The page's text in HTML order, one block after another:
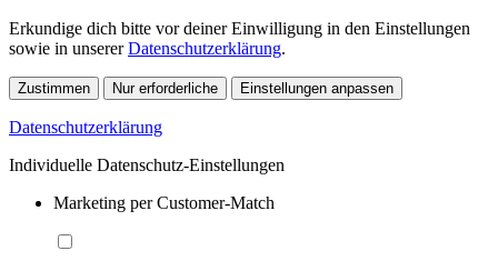
Erkundige dich bitte vor deiner Einwilligung in den Einstellungen
sowie in unsererDatenschutzerklärung.
Zustimmen Nur erforderliche Einstellungen anpassen
Datenschutzerklärung
Individuelle Datenschutz-Einstellungen
Marketing per Customer-Match